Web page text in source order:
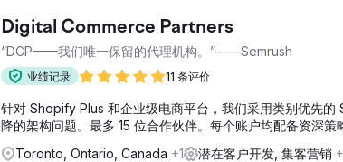
Digital Commerce Partners
“DCP——我们唯一保留的代理机构。”——Semrush
业绩记录 11 条评价
针对 Shopify Plus 和企业级电商平台，我们采用类别优先的
降的架构问题。最多 15 位合作伙伴。每个账户均配备资深策
Toronto, Ontario, Canada +1 潜在客户开发, 集客营销